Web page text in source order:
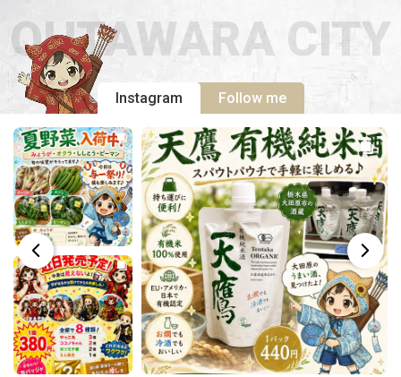
Instagram Follow me
OHTAWARA CITY